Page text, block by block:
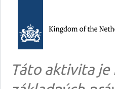
Táto aktivita je